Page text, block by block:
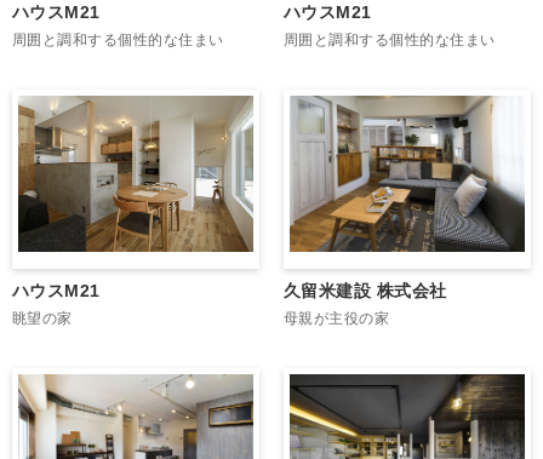
ハウスM21
周囲と調和する個性的な住まい
ハウスM21
周囲と調和する個性的な住まい
ハウスM21
眺望の家
久留米建設 株式会社
母親が主役の家